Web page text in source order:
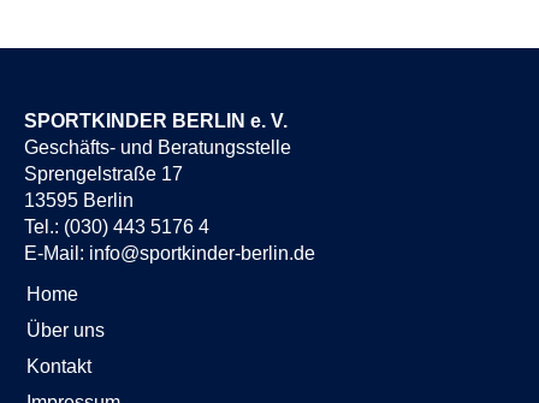
SPORTKINDER BERLIN e. V.
Geschäfts- und Beratungsstelle
Sprengelstraße 17
13595 Berlin
Tel.: (030) 443 5176 4
E-Mail: info@sportkinder-berlin.de
Home
Über uns
Kontakt